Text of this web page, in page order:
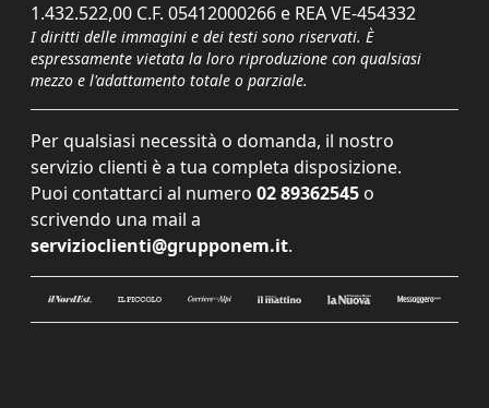
1.432.522,00 C.F. 05412000266 e REA VE-454332
I diritti delle immagini e dei testi sono riservati. È
espressamente vietata la loro riproduzione con qualsiasi
mezzo e l'adattamento totale o parziale.
Per qualsiasi necessità o domanda, il nostro
servizio clienti è a tua completa disposizione.
Puoi contattarci al numero 02 89362545 o
scrivendo una mail a
servizioclienti@grupponem.it.